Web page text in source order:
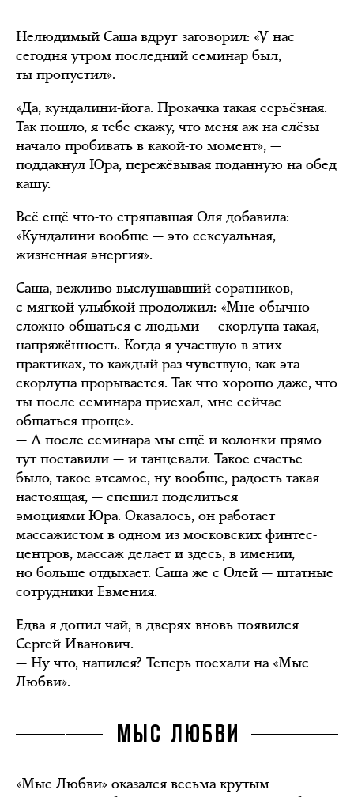
Нелюдимый Саша вдруг заговорил: «У нас
сегодня утром последний семинар был,
ты пропустил».
«Да, кундалини-йога. Прокачка такая серьёзная.
Так пошло, я тебе скажу, что меня аж на слёзы
начало пробивать в какой-то момент», —
поддакнул Юра, пережёвывая поданную на обед
кашу.
Всё ещё что-то стряпавшая Оля добавила:
«Кундалини вообще — это сексуальная,
жизненная энергия».
Саша, вежливо выслушавший соратников,
с мягкой улыбкой продолжил: «Мне обычно
сложно общаться с людьми — скорлупа такая,
напряжённость. Когда я участвую в этих
практиках, то каждый раз чувствую, как эта
скорлупа прорывается. Так что хорошо даже, что
ты после семинара приехал, мне сейчас
общаться проще».
— А после семинара мы ещё и колонки прямо
тут поставили — и танцевали. Такое счастье
было, такое этсамое, ну вообще, радость такая
настоящая, — спешил поделиться
эмоциями Юра. Оказалось, он работает
массажистом в одном из московских финтес-
центров, массаж делает и здесь, в имении,
но больше отдыхает. Саша же с Олей — штатные
сотрудники Евмения.
Едва я допил чай, в дверях вновь появился
Сергей Иванович.
— Ну что, напился? Теперь поехали на «Мыс
Любви».
МЫС ЛЮБВИ
«Мыс Любви» оказался весьма крутым